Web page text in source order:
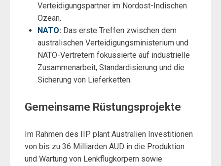
Verteidigungspartner im Nordost-Indischen
Ozean.
NATO: Das erste Treffen zwischen dem
australischen Verteidigungsministerium und
NATO-Vertretern fokussierte auf industrielle
Zusammenarbeit, Standardisierung und die
Sicherung von Lieferketten.
Gemeinsame Rüstungsprojekte
Im Rahmen des IIP plant Australien Investitionen
von bis zu 36 Milliarden AUD in die Produktion
und Wartung von Lenkflugkörpern sowie